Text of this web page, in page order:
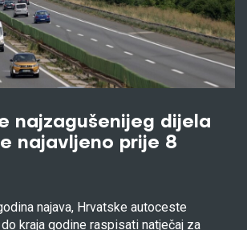
najzagušenijeg dijela
najavljeno prije 8
najava, Hrvatske autoceste
kraja godine raspisati natječaj za